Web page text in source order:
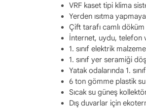
VRF kaset tipi klima
Yerden ısıtma
Çift tarafı camlı
İnternet, uydu, telefon
1. sınıf elektrik
1. sınıf yer seramiği
Yatak odalarında 1.
6 ton gömme plastik
Sıcak su güneş
Dış duvarlar için